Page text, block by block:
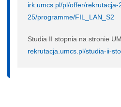
irk.umcs.pl/pl/offer/rekrutacja-
25/programme/FIL_LAN_S2
Studia II stopnia na stronie
rekrutacja.umcs.pl/studia-ii-